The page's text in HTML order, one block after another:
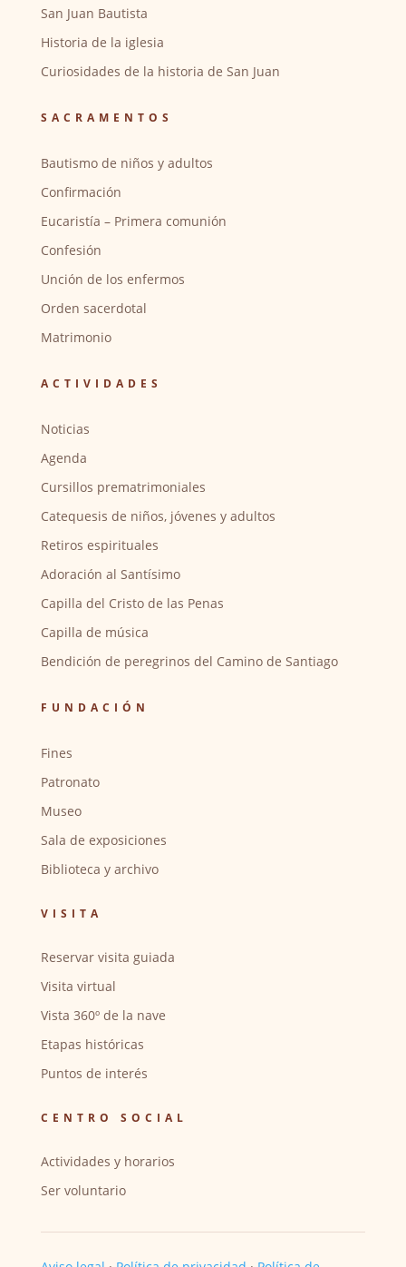
San Juan Bautista
Historia de la iglesia
Curiosidades de la historia de San Juan
SACRAMENTOS
Bautismo de niños y adultos
Confirmación
Eucaristía – Primera comunión
Confesión
Unción de los enfermos
Orden sacerdotal
Matrimonio
ACTIVIDADES
Noticias
Agenda
Cursillos prematrimoniales
Catequesis de niños, jóvenes y adultos
Retiros espirituales
Adoración al Santísimo
Capilla del Cristo de las Penas
Capilla de música
Bendición de peregrinos del Camino de Santiago
FUNDACIÓN
Fines
Patronato
Museo
Sala de exposiciones
Biblioteca y archivo
VISITA
Reservar visita guiada
Visita virtual
Vista 360º de la nave
Etapas históricas
Puntos de interés
CENTRO SOCIAL
Actividades y horarios
Ser voluntario